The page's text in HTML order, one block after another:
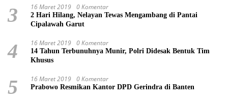
3 16 Maret 2019 0 Komentar
2 Hari Hilang, Nelayan Tewas Mengambang di Pantai
Cipalawah Garut
4 16 Maret 2019 0 Komentar
14 Tahun Terbunuhnya Munir, Polri Didesak Bentuk Tim
Khusus
5 16 Maret 2019 0 Komentar
Prabowo Resmikan Kantor DPD Gerindra di Banten